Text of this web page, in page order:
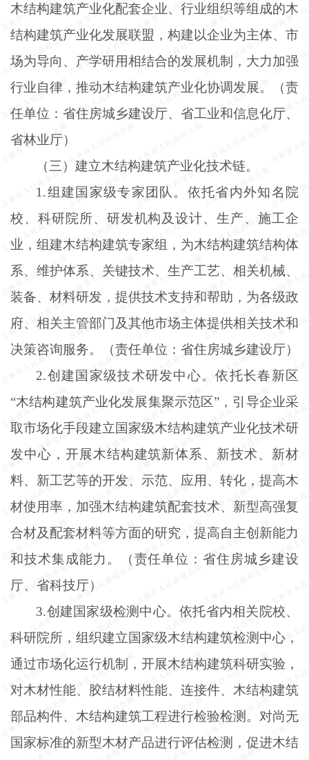
木结构建筑产业化配套企业、行业组织等组成的木
结构建筑产业化发展联盟，构建以企业为主体、市
场为导向、产学研用相结合的发展机制，大力加强
行业自律，推动木结构建筑产业化协调发展。（责
任单位：省住房城乡建设厅、省工业和信息化厅、
省林业厅）
（三）建立木结构建筑产业化技术链。
1.组建国家级专家团队。依托省内外知名院
校、科研院所、研发机构及设计、生产、施工企
业，组建木结构建筑专家组，为木结构建筑结构体
系、维护体系、关键技术、生产工艺、相关机械、
装备、材料研发，提供技术支持和帮助，为各级政
府、相关主管部门及其他市场主体提供相关技术和
决策咨询服务。（责任单位：省住房城乡建设厅）
2.创建国家级技术研发中心。依托长春新区
“木结构建筑产业化发展集聚示范区”，引导企业采
取市场化手段建立国家级木结构建筑产业化技术研
发中心，开展木结构建筑新体系、新技术、新材
料、新工艺等的开发、示范、应用、转化，提高木
材使用率，加强木结构建筑配套技术、新型高强复
合材及配套材料等方面的研究，提高自主创新能力
和技术集成能力。（责任单位：省住房城乡建设
厅、省科技厅）
3.创建国家级检测中心。依托省内相关院校、
科研院所，组织建立国家级木结构建筑检测中心，
通过市场化运行机制，开展木结构建筑科研实验，
对木材性能、胶结材料性能、连接件、木结构建筑
部品构件、木结构建筑工程进行检验检测。对尚无
国家标准的新型木材产品进行评估检测，促进木结